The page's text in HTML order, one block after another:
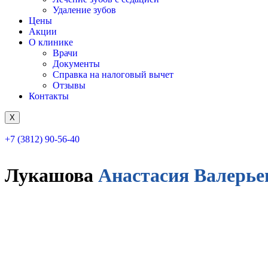
Удаление зубов
Цены
Акции
О клинике
Врачи
Документы
Справка на налоговый вычет
Отзывы
Контакты
X
+7 (3812) 90-56-40
Лукашова Анастасия